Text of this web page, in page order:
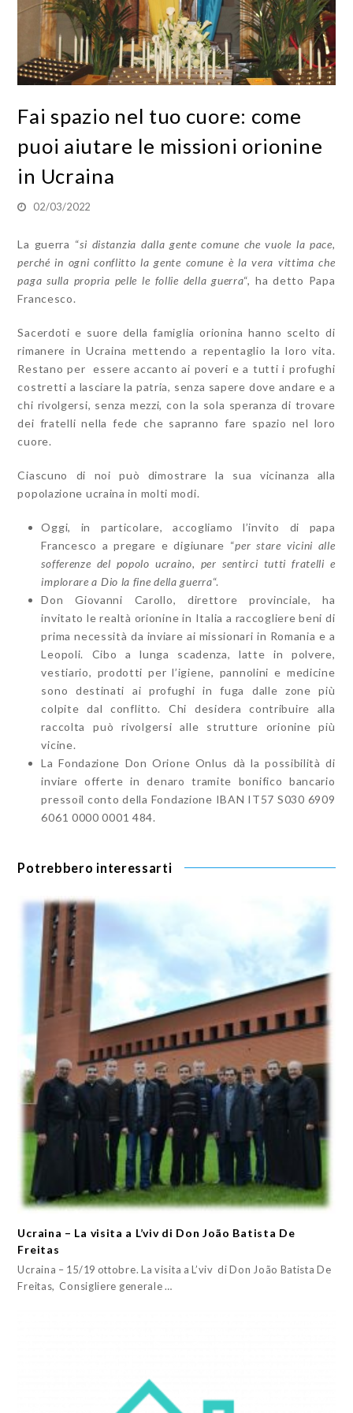
Fai spazio nel tuo cuore: come
puoi aiutare le missioni orionine
in Ucraina
02/03/2022
La guerra “si distanzia dalla gente comune che vuole la pace,
perché in ogni conflitto la gente comune è la vera vittima che
paga sulla propria pelle le follie della guerra“, ha detto Papa
Francesco.
Sacerdoti e suore della famiglia orionina hanno scelto di
rimanere in Ucraina mettendo a repentaglio la loro vita.
Restano per essereaccanto ai poveri e a tutti i profughi
costretti a lasciare la patria, senza sapere dove andare e a
chi rivolgersi, senza mezzi, con la sola speranza di trovare
dei fratelli nella fede che sapranno fare spazio nel loro
cuore.
Ciascuno di noi può dimostrare la sua vicinanza alla
popolazione ucraina in molti modi.
Oggi, in particolare, accogliamo l’invito di papa
Francesco a pregare e digiunare “per stare vicini alle
sofferenze del popolo ucraino, per sentirci tutti fratelli e
implorare a Dio la fine della guerra“.
Don Giovanni Carollo, direttore provinciale, ha
invitato le realtà orionine in Italia a raccogliere beni di
prima necessità da inviare ai missionari in Romania e a
Leopoli. Cibo a lunga scadenza, latte in polvere,
vestiario, prodotti per l’igiene, pannolini e medicine
sono destinati ai profughi in fuga dalle zone più
colpite dal conflitto. Chi desidera contribuire alla
raccolta può rivolgersi alle strutture orionine più
vicine.
La Fondazione Don Orione Onlus dà la possibilità di
inviare offerte in denarotramite bonifico bancario
pressoil conto della Fondazione IBAN IT57 S030 6909
6061 0000 0001 484.
Potrebbero interessarti
Ucraina – La visita a L’viv di Don João Batista De
Freitas
Ucraina – 15/19 ottobre. La visita a L’viv di Don João Batista De
Freitas, Consigliere generale …